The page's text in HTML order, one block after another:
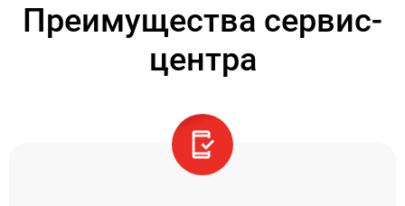
Преимущества сервис-
центра